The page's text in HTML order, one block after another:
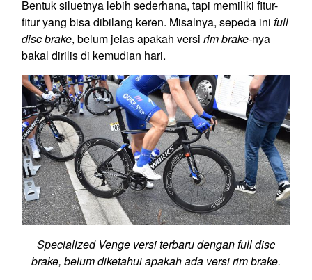
Bentuk siluetnya lebih sederhana, tapi memiliki fitur-
fitur yang bisa dibilang keren. Misalnya, sepeda ini full
disc brake, belum jelas apakah versi rim brake-nya
bakal dirilis di kemudian hari.
Specialized Venge versi terbaru dengan full disc
brake, belum diketahui apakah ada versi rim brake.